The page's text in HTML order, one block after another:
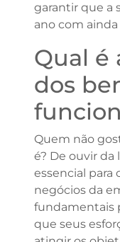
garantir que a
ano com
Qual é
dos
Quem não
é? De ouvir da
essencial para
negócios da
fundamentais
que seus